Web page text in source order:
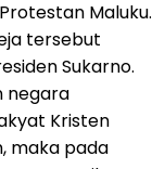
Maluku.
tersebut
Sukarno.
negara
Kristen
maka pada